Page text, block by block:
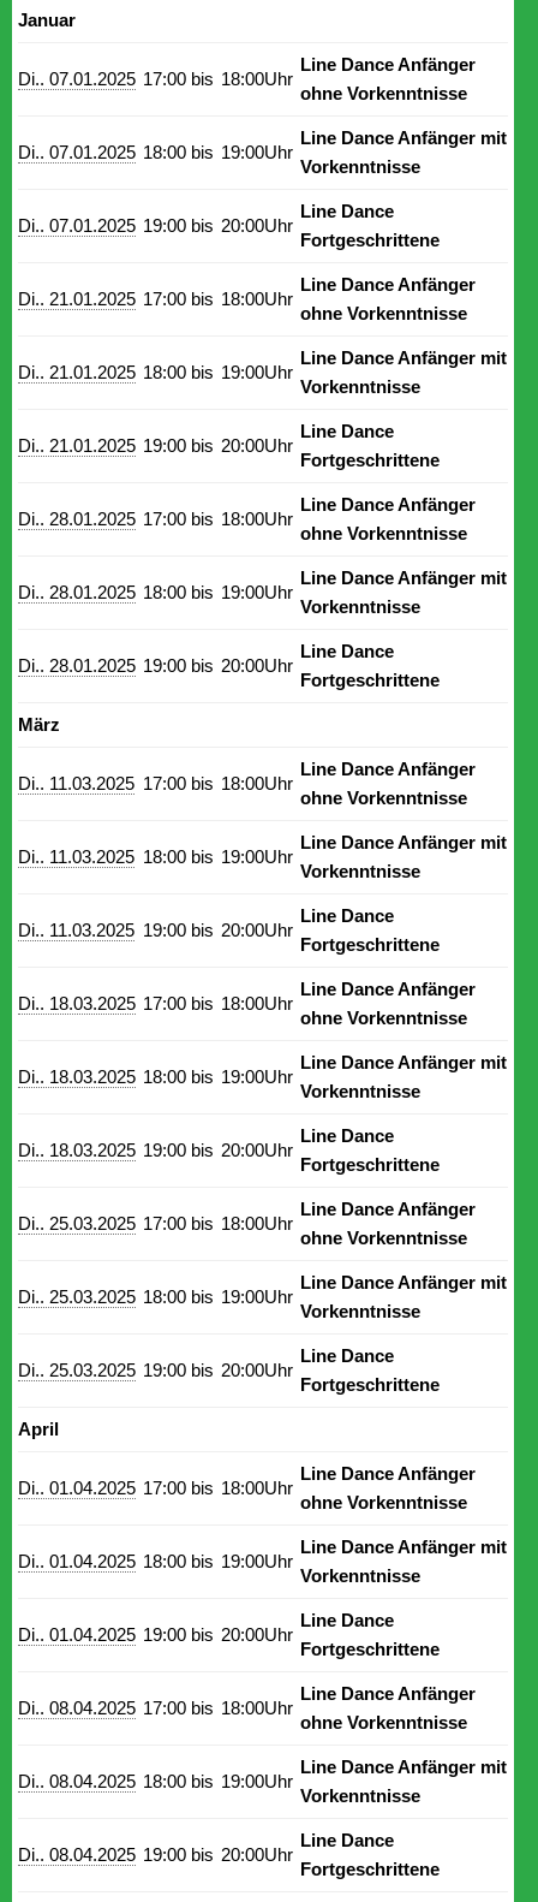
Januar
Di.. 07.01.2025 17:00 bis 18:00Uhr
Line Dance Anfänger
ohne Vorkenntnisse
Di.. 07.01.2025 18:00 bis 19:00Uhr
Line Dance Anfänger mit
Vorkenntnisse
Di.. 07.01.2025 19:00 bis 20:00Uhr
Line Dance
Fortgeschrittene
Di.. 21.01.2025 17:00 bis 18:00Uhr
Line Dance Anfänger
ohne Vorkenntnisse
Di.. 21.01.2025 18:00 bis 19:00Uhr
Line Dance Anfänger mit
Vorkenntnisse
Di.. 21.01.2025 19:00 bis 20:00Uhr
Line Dance
Fortgeschrittene
Di.. 28.01.2025 17:00 bis 18:00Uhr
Line Dance Anfänger
ohne Vorkenntnisse
Di.. 28.01.2025 18:00 bis 19:00Uhr
Line Dance Anfänger mit
Vorkenntnisse
Di.. 28.01.2025 19:00 bis 20:00Uhr
Line Dance
Fortgeschrittene
März
Di.. 11.03.2025 17:00 bis 18:00Uhr
Line Dance Anfänger
ohne Vorkenntnisse
Di.. 11.03.2025 18:00 bis 19:00Uhr
Line Dance Anfänger mit
Vorkenntnisse
Di.. 11.03.2025 19:00 bis 20:00Uhr
Line Dance
Fortgeschrittene
Di.. 18.03.2025 17:00 bis 18:00Uhr
Line Dance Anfänger
ohne Vorkenntnisse
Di.. 18.03.2025 18:00 bis 19:00Uhr
Line Dance Anfänger mit
Vorkenntnisse
Di.. 18.03.2025 19:00 bis 20:00Uhr
Line Dance
Fortgeschrittene
Di.. 25.03.2025 17:00 bis 18:00Uhr
Line Dance Anfänger
ohne Vorkenntnisse
Di.. 25.03.2025 18:00 bis 19:00Uhr
Line Dance Anfänger mit
Vorkenntnisse
Di.. 25.03.2025 19:00 bis 20:00Uhr
Line Dance
Fortgeschrittene
April
Di.. 01.04.2025 17:00 bis 18:00Uhr
Line Dance Anfänger
ohne Vorkenntnisse
Di.. 01.04.2025 18:00 bis 19:00Uhr
Line Dance Anfänger mit
Vorkenntnisse
Di.. 01.04.2025 19:00 bis 20:00Uhr
Line Dance
Fortgeschrittene
Di.. 08.04.2025 17:00 bis 18:00Uhr
Line Dance Anfänger
ohne Vorkenntnisse
Di.. 08.04.2025 18:00 bis 19:00Uhr
Line Dance Anfänger mit
Vorkenntnisse
Di.. 08.04.2025 19:00 bis 20:00Uhr
Line Dance
Fortgeschrittene